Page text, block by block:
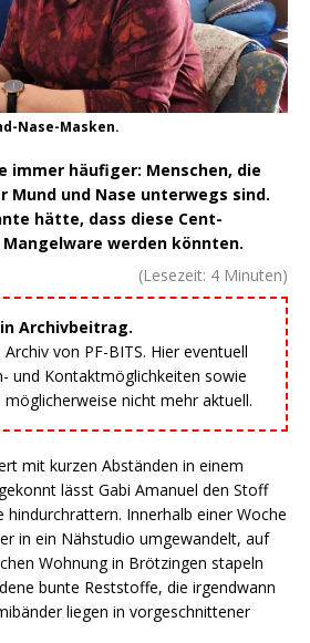
Nase-Masken.
immer häufiger: Menschen, die
Mund und Nase unterwegs sind.
hätte, dass diese Cent-
werden könnten.
(Lesezeit: 4 Minuten)
Archivbeitrag.
von PF-BITS. Hier eventuell
und Kontaktmöglichkeiten sowie
nicht mehr aktuell.
mit kurzen Abständen in einem
lässt Gabi Amanuel den Stoff
Innerhalb einer Woche
in ein Nähstudio umgewandelt, auf
Wohnung in Brötzingen stapeln
bunte Reststoffe, die irgendwann
liegen in vorgeschnittener